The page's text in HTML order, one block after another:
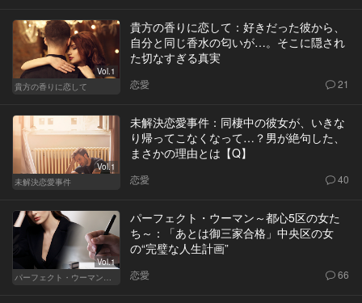
Vol.1
貴方の香りに恋して
貴方の香りに恋して：好きだった彼から、
自分と同じ香水の匂いが…。そこに隠され
た切なすぎる真実
恋愛 21
Vol.1
未解決恋愛事件
未解決恋愛事件：同棲中の彼女が、いきな
り帰ってこなくなって…？男が絶句した、
まさかの理由とは【Q】
恋愛 40
Vol.1
パーフェクト・ウーマン～都心5区の女た
ち～：「あとは御三家合格」中央区の女
の“完璧な人生計画”
恋愛 66